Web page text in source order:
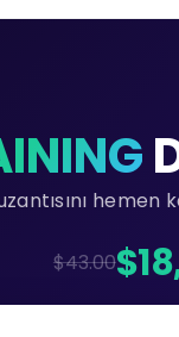
$43.00